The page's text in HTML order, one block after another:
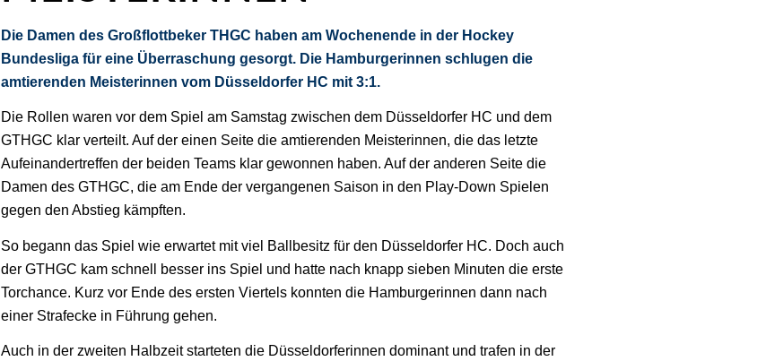
Die Damen des Großflottbeker THGC haben am Wochenende in der Hockey
Bundesliga für eine Überraschung gesorgt. Die Hamburgerinnen schlugen die
amtierenden Meisterinnen vom Düsseldorfer HC mit 3:1.
Die Rollen waren vor dem Spiel am Samstag zwischen dem Düsseldorfer HC und dem
GTHGC klar verteilt. Auf der einen Seite die amtierenden Meisterinnen, die das letzte
Aufeinandertreffen der beiden Teams klar gewonnen haben. Auf der anderen Seite die
Damen des GTHGC, die am Ende der vergangenen Saison in den Play-Down Spielen
gegen den Abstieg kämpften.
So begann das Spiel wie erwartet mit viel Ballbesitz für den Düsseldorfer HC. Doch auch
der GTHGC kam schnell besser ins Spiel und hatte nach knapp sieben Minuten die erste
Torchance. Kurz vor Ende des ersten Viertels konnten die Hamburgerinnen dann nach
einer Strafecke in Führung gehen.
Auch in der zweiten Halbzeit starteten die Düsseldorferinnen dominant und trafen in der